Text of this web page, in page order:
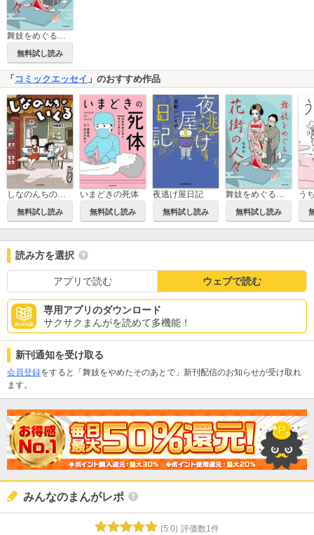
舞妓をめぐる花街の人々
無料試し読み
「 コミックエッセイ 」のおすすめ作品
しなのんちのいくる
無料試し読み
いまどきの死体
無料試し読み
夜逃げ屋日記
無料試し読み
舞妓をめぐる花街の人々
無料試し読み
読み方を選択
アプリで読む ウェブで読む
専用アプリのダウンロード
サクサクまんがを読めて多機能！
新刊通知を受け取る
会員登録をすると「舞妓をやめたそのあとで」新刊配信のお知らせが受け取れ
ます。
みんなのまんがレポ
(5.0) 評価数1件